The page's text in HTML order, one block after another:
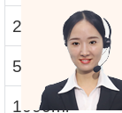
250ml
500ml
1000ml